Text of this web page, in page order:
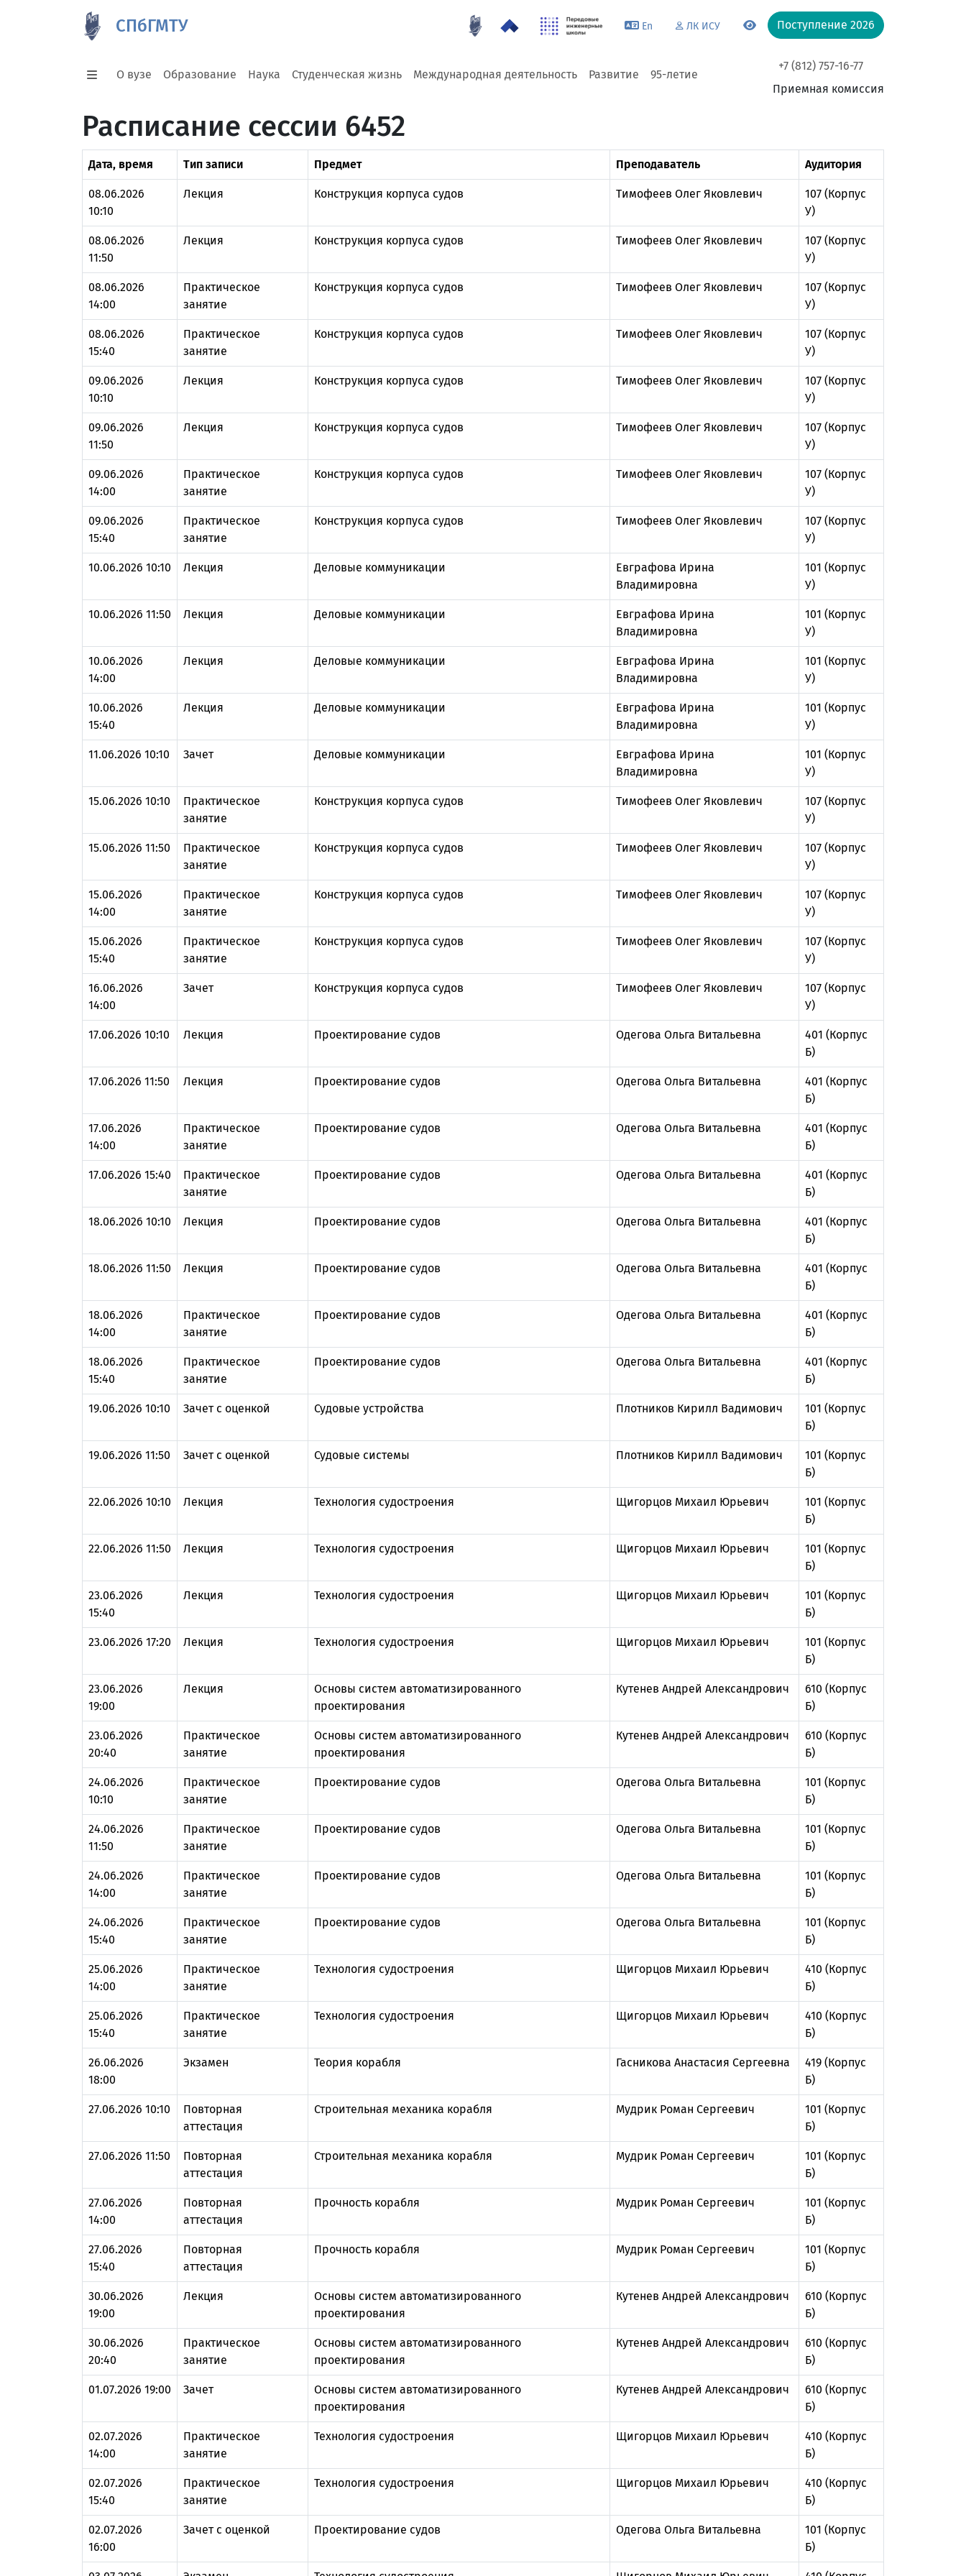
СПбГМТУ En ЛК ИСУ Поступление 2026
О вузе Образование Наука Студенческая жизнь Международная деятельность Развитие 95-летие
+7 (812) 757-16-77
Приемная комиссия
Расписание сессии 6452
Дата, время Тип записи Предмет Преподаватель Аудитория
08.06.2026
10:10
Лекция Конструкция корпуса судов Тимофеев Олег Яковлевич
107 (Корпус
У)
08.06.2026
11:50
Лекция Конструкция корпуса судов Тимофеев Олег Яковлевич
107 (Корпус
У)
08.06.2026
14:00
Практическое
занятие
Конструкция корпуса судов Тимофеев Олег Яковлевич
107 (Корпус
У)
08.06.2026
15:40
Практическое
занятие
Конструкция корпуса судов Тимофеев Олег Яковлевич
107 (Корпус
У)
09.06.2026
10:10
Лекция Конструкция корпуса судов Тимофеев Олег Яковлевич
107 (Корпус
У)
09.06.2026
11:50
Лекция Конструкция корпуса судов Тимофеев Олег Яковлевич
107 (Корпус
У)
09.06.2026
14:00
Практическое
занятие
Конструкция корпуса судов Тимофеев Олег Яковлевич
107 (Корпус
У)
09.06.2026
15:40
Практическое
занятие
Конструкция корпуса судов Тимофеев Олег Яковлевич
107 (Корпус
У)
10.06.2026 10:10 Лекция Деловые коммуникации
Евграфова Ирина
Владимировна
101 (Корпус
У)
10.06.2026 11:50 Лекция Деловые коммуникации
Евграфова Ирина
Владимировна
101 (Корпус
У)
10.06.2026
14:00
Лекция Деловые коммуникации
Евграфова Ирина
Владимировна
101 (Корпус
У)
10.06.2026
15:40
Лекция Деловые коммуникации
Евграфова Ирина
Владимировна
101 (Корпус
У)
11.06.2026 10:10 Зачет Деловые коммуникации
Евграфова Ирина
Владимировна
101 (Корпус
У)
15.06.2026 10:10
Практическое
занятие
Конструкция корпуса судов Тимофеев Олег Яковлевич
107 (Корпус
У)
15.06.2026 11:50
Практическое
занятие
Конструкция корпуса судов Тимофеев Олег Яковлевич
107 (Корпус
У)
15.06.2026
14:00
Практическое
занятие
Конструкция корпуса судов Тимофеев Олег Яковлевич
107 (Корпус
У)
15.06.2026
15:40
Практическое
занятие
Конструкция корпуса судов Тимофеев Олег Яковлевич
107 (Корпус
У)
16.06.2026
14:00
Зачет Конструкция корпуса судов Тимофеев Олег Яковлевич
107 (Корпус
У)
17.06.2026 10:10 Лекция Проектирование судов Одегова Ольга Витальевна
401 (Корпус
Б)
17.06.2026 11:50 Лекция Проектирование судов Одегова Ольга Витальевна
401 (Корпус
Б)
17.06.2026
14:00
Практическое
занятие
Проектирование судов Одегова Ольга Витальевна
401 (Корпус
Б)
17.06.2026 15:40
Практическое
занятие
Проектирование судов Одегова Ольга Витальевна
401 (Корпус
Б)
18.06.2026 10:10 Лекция Проектирование судов Одегова Ольга Витальевна
401 (Корпус
Б)
18.06.2026 11:50 Лекция Проектирование судов Одегова Ольга Витальевна
401 (Корпус
Б)
18.06.2026
14:00
Практическое
занятие
Проектирование судов Одегова Ольга Витальевна
401 (Корпус
Б)
18.06.2026
15:40
Практическое
занятие
Проектирование судов Одегова Ольга Витальевна
401 (Корпус
Б)
19.06.2026 10:10 Зачет с оценкой Судовые устройства Плотников Кирилл Вадимович
101 (Корпус
Б)
19.06.2026 11:50 Зачет с оценкой Судовые системы Плотников Кирилл Вадимович
101 (Корпус
Б)
22.06.2026 10:10 Лекция Технология судостроения Щигорцов Михаил Юрьевич
101 (Корпус
Б)
22.06.2026 11:50 Лекция Технология судостроения Щигорцов Михаил Юрьевич
101 (Корпус
Б)
23.06.2026
15:40
Лекция Технология судостроения Щигорцов Михаил Юрьевич
101 (Корпус
Б)
23.06.2026 17:20 Лекция Технология судостроения Щигорцов Михаил Юрьевич
101 (Корпус
Б)
23.06.2026
19:00
Лекция
Основы систем автоматизированного
проектирования
Кутенев Андрей Александрович
610 (Корпус
Б)
23.06.2026
20:40
Практическое
занятие
Основы систем автоматизированного
проектирования
Кутенев Андрей Александрович
610 (Корпус
Б)
24.06.2026
10:10
Практическое
занятие
Проектирование судов Одегова Ольга Витальевна
101 (Корпус
Б)
24.06.2026
11:50
Практическое
занятие
Проектирование судов Одегова Ольга Витальевна
101 (Корпус
Б)
24.06.2026
14:00
Практическое
занятие
Проектирование судов Одегова Ольга Витальевна
101 (Корпус
Б)
24.06.2026
15:40
Практическое
занятие
Проектирование судов Одегова Ольга Витальевна
101 (Корпус
Б)
25.06.2026
14:00
Практическое
занятие
Технология судостроения Щигорцов Михаил Юрьевич
410 (Корпус
Б)
25.06.2026
15:40
Практическое
занятие
Технология судостроения Щигорцов Михаил Юрьевич
410 (Корпус
Б)
26.06.2026
18:00
Экзамен Теория корабля Гасникова Анастасия Сергеевна
419 (Корпус
Б)
27.06.2026 10:10
Повторная
аттестация
Строительная механика корабля Мудрик Роман Сергеевич
101 (Корпус
Б)
27.06.2026 11:50
Повторная
аттестация
Строительная механика корабля Мудрик Роман Сергеевич
101 (Корпус
Б)
27.06.2026
14:00
Повторная
аттестация
Прочность корабля Мудрик Роман Сергеевич
101 (Корпус
Б)
27.06.2026
15:40
Повторная
аттестация
Прочность корабля Мудрик Роман Сергеевич
101 (Корпус
Б)
30.06.2026
19:00
Лекция
Основы систем автоматизированного
проектирования
Кутенев Андрей Александрович
610 (Корпус
Б)
30.06.2026
20:40
Практическое
занятие
Основы систем автоматизированного
проектирования
Кутенев Андрей Александрович
610 (Корпус
Б)
01.07.2026 19:00 Зачет
Основы систем автоматизированного
проектирования
Кутенев Андрей Александрович
610 (Корпус
Б)
02.07.2026
14:00
Практическое
занятие
Технология судостроения Щигорцов Михаил Юрьевич
410 (Корпус
Б)
02.07.2026
15:40
Практическое
занятие
Технология судостроения Щигорцов Михаил Юрьевич
410 (Корпус
Б)
02.07.2026
16:00
Зачет с оценкой Проектирование судов Одегова Ольга Витальевна
101 (Корпус
Б)